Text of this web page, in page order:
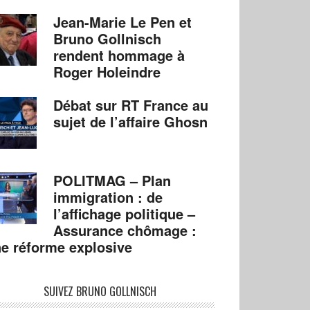
Jean-Marie Le Pen et
Bruno Gollnisch
rendent hommage à
Roger Holeindre
Débat sur RT France au
sujet de l’affaire Ghosn
POLITMAG – Plan
immigration : de
l’affichage politique –
Assurance chômage :
réforme explosive
SUIVEZ BRUNO GOLLNISCH